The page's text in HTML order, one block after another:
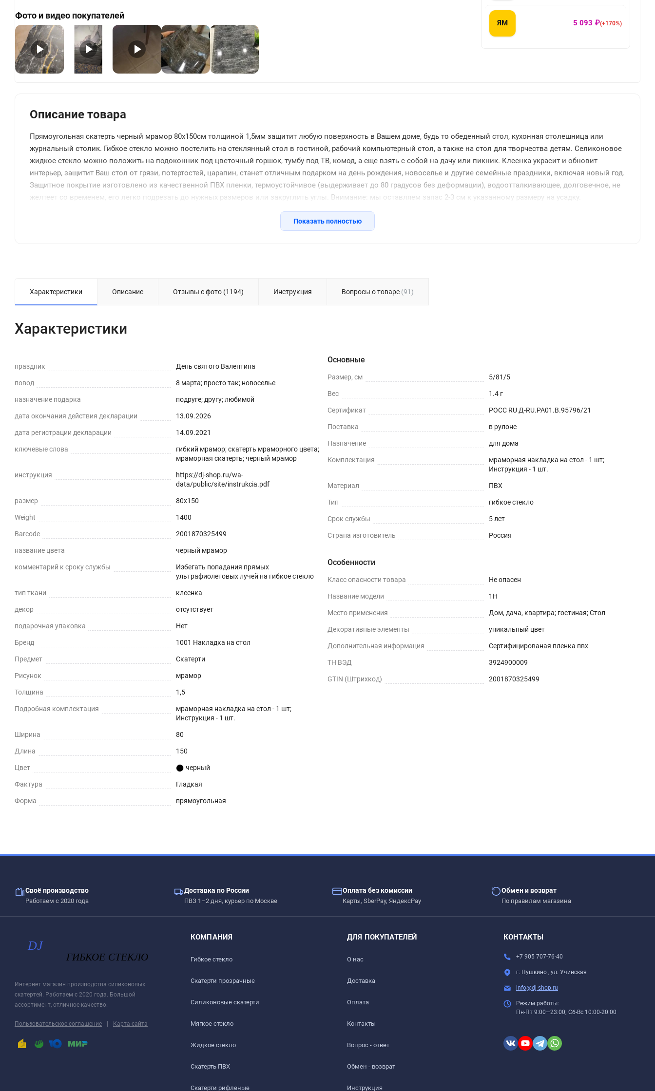
Фото и видео покупателей
ЯМ 5 093 ₽(+170%)
Описание товара
Прямоугольная скатерть черный мрамор 80x150см толщиной 1,5мм защитит любую поверхность в Вашем доме, будь то обеденный стол, кухонная столешница или
журнальный столик. Гибкое стекло можно постелить на стеклянный стол в гостиной, рабочий компьютерный стол, а также на стол для творчества детям. Селиконовое
жидкое стекло можно положить на подоконник под цветочный горшок, тумбу под ТВ, комод, а еще взять с собой на дачу или пикник. Клеенка украсит и обновит
интерьер, защитит Ваш стол от грязи, потертостей, царапин, станет отличным подарком на день рождения, новоселье и другие семейные праздники, включая новый год.
Защитное покрытие изготовлено из качественной ПВХ пленки, термоустойчивое (выдерживает до 80 градусов без деформации), водоотталкивающее, долговечное, не
желтеет со временем, его легко подрезать до нужных размеров или закруглить углы. Внимание: мы оставляем запас 2-3 см к указанному размеру на усадку.
Показать полностью
Характеристики Описание Отзывы с фото (1194) Инструкция Вопросы о товаре (91)
Характеристики
праздник День святого Валентина
повод 8 марта; просто так; новоселье
назначение подарка подруге; другу; любимой
дата окончания действия декларации 13.09.2026
дата регистрации декларации 14.09.2021
ключевые слова
гибкий мрамор; скатерть мраморного цвета;
мраморная скатерть; черный мрамор
инструкция
https://dj-shop.ru/wa-
data/public/site/instrukcia.pdf
размер 80x150
Weight 1400
Barcode 2001870325499
название цвета черный мрамор
комментарий к сроку службы
Избегать попадания прямых
ультрафиолетовых лучей на гибкое стекло
тип ткани клеенка
декор отсутствует
подарочная упаковка Нет
Бренд 1001 Накладка на стол
Предмет Скатерти
Рисунок мрамор
Толщина 1,5
Подробная комплектация
мраморная накладка на стол - 1 шт;
Инструкция - 1 шт.
Ширина 80
Длина 150
Цвет черный
Фактура Гладкая
Форма прямоугольная
Основные
Размер, см 5/81/5
Вес 1.4 г
Сертификат РОСС RU Д-RU.РА01.В.95796/21
Поставка в рулоне
Назначение для дома
Комплектация
мраморная накладка на стол - 1 шт;
Инструкция - 1 шт.
Материал ПВХ
Тип гибкое стекло
Срок службы 5 лет
Страна изготовитель Россия
Особенности
Класс опасности товара Не опасен
Название модели 1H
Место применения Дом, дача, квартира; гостиная; Стол
Декоративные элементы уникальный цвет
Дополнительная информация Сертифицированая пленка пвх
ТН ВЭД 3924900009
GTIN (Штрихкод) 2001870325499
Своё производство
Работаем с 2020 года
Доставка по России
ПВЗ 1–2 дня, курьер по Москве
Оплата без комиссии
Карты, SberPay, ЯндексPay
Обмен и возврат
По правилам магазина
Интернет магазин производства силиконовых
скатертей. Работаем с 2020 года. Большой
ассортимент, отличное качество.
Пользовательское соглашение | Карта сайта
КОМПАНИЯ
Гибкое стекло
Скатерти прозрачные
Силиконовые скатерти
Мягкое стекло
Жидкое стекло
Скатерть ПВХ
Скатерти рифленые
ДЛЯ ПОКУПАТЕЛЕЙ
О нас
Доставка​
Оплата
Контакты
Вопрос - ответ
Обмен - возврат
Инструкция
КОНТАКТЫ
+7 905 707-76-40
г. Пушкино , ул. Учинская
info@dj-shop.ru
Режим работы:
Пн-Пт 9:00—23:00; Сб-Вс 10:00-20:00